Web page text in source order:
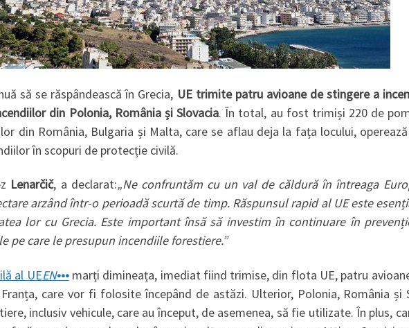
să se răspândească în Grecia, UE trimite patru avioane de stingere a
din Polonia, România și Slovacia. În total, au fost trimiși 220 de
din România, Bulgaria și Malta, care se aflau deja la fața locului,
în scopuri de protecție civilă.
Lenarčič, a declarat:„Ne confruntăm cu un val de căldură în întreaga
arzând într-o perioadă scurtă de timp. Răspunsul rapid al UE este
lor cu Grecia. Este important însă să investim în continuare în
pe care le presupun incendiile forestiere.”
al UEEN•••marți dimineața, imediat fiind trimise, din flota UE, patru
care vor fi folosite începând de astăzi. Ulterior, Polonia, România și
inclusiv vehicule, care au început, de asemenea, să fie utilizate. În plus,